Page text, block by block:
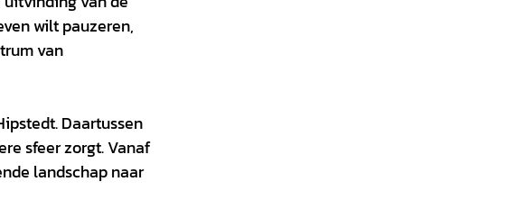
wilt pauzeren,
van
Daartussen
sfeer zorgt. Vanaf
landschap naar